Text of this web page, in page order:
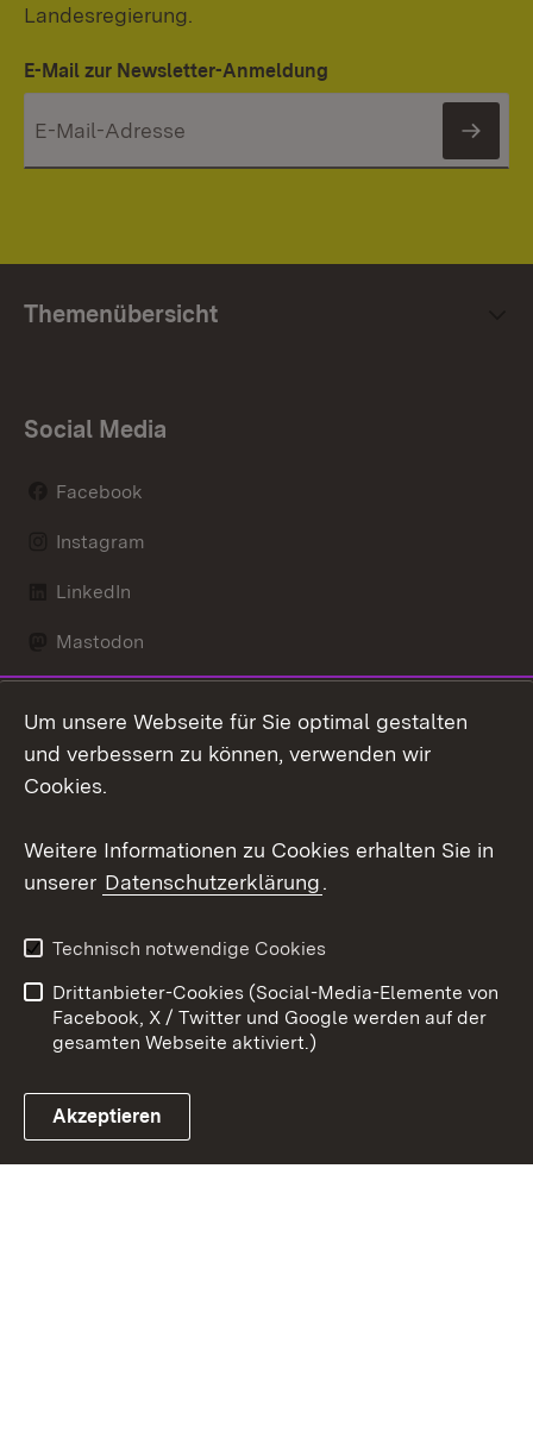
Landesregierung.
E-Mail zur Newsletter-Anmeldung
Themenübersicht
Social Media
Facebook
Instagram
LinkedIn
Mastodon
X / Twitter
Youtube
Link zum Landesportal
Kontakt
Datenschutz
Barrierefreiheit
Impressum Cookies
Um unsere Webseite für Sie optimal gestalten
und verbessern zu können, verwenden wir
Cookies.
Weitere Informationen zu Cookies erhalten Sie in
unserer Datenschutzerklärung.
Technisch notwendige Cookies
Drittanbieter-Cookies (Social-Media-Elemente von
Facebook, X / Twitter und Google werden auf der
gesamten Webseite aktiviert.)
Akzeptieren